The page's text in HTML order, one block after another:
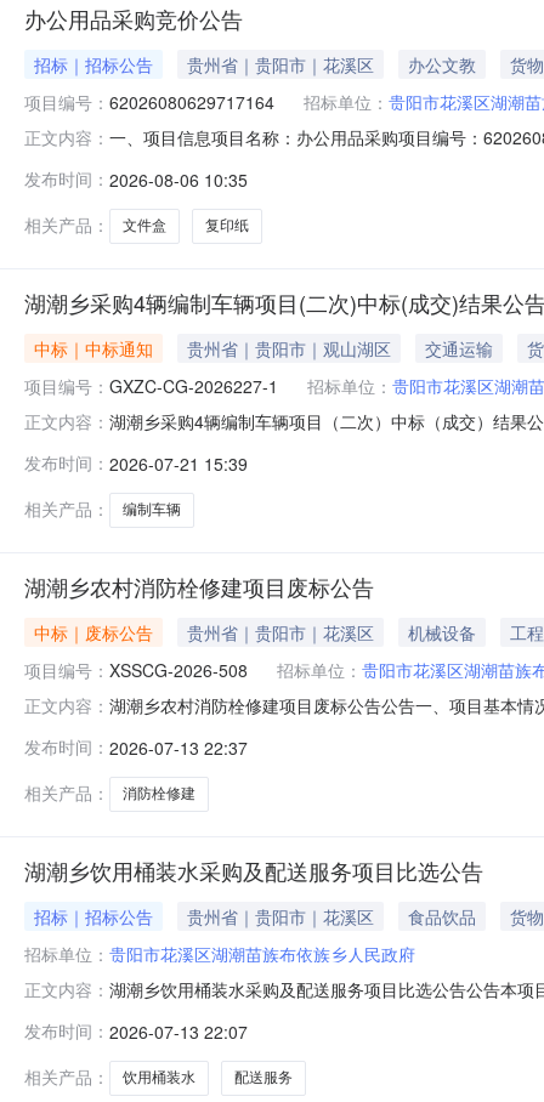
办公用品采购竞价公告
招标｜招标公告 贵州省｜贵阳市｜花溪区 办公文教
货物
项目编号： 62026080629717164 招标单位： 贵阳市花溪区湖潮
正文内容： 一、项目信息项目名称：办公用品采购项目编号：
目:档案盒;采购人需求描述:-;次要参数要求:文件盒:详见
发布时间： 2026-08-06 10:35
相关产品：
文件盒 复印纸
湖潮乡采购4辆编制车辆项目(二次)中标(成交)结果公
中标｜中标通知 贵州省｜贵阳市｜观山湖区 交通运输
项目编号： GXZC-CG-2026227-1 招标单位： 贵阳市花溪区湖潮
正文内容： 湖潮乡采购4辆编制车辆项目（二次）中标（成交）结果
省贵阳市花溪区孟关苗族布依族乡汽贸城贵州恒成投资
格型号1湖潮乡
发布时间： 2026-07-21 15:39
相关产品：
编制车辆
湖潮乡农村消防栓修建项目废标公告
中标｜废标公告 贵州省｜贵阳市｜花溪区 机械设备
工程
项目编号： XSSCG-2026-508 招标单位： 贵阳市花溪区湖潮苗族
正文内容： 湖潮乡农村消防栓修建项目废标公告公告一、项目基本
下方式联系。1.采购人信息采购人名称：贵阳市花溪区
师联系电话：1361
发布时间： 2026-07-13 22:37
相关产品：
消防栓修建
湖潮乡饮用桶装水采购及配送服务项目比选公告
招标｜招标公告 贵州省｜贵阳市｜花溪区 食品饮品
货物
招标单位： 贵阳市花溪区湖潮苗族布依族乡人民政府
正文内容： 湖潮乡饮用桶装水采购及配送服务项目比选公告公告本
件）二、资格要求：（一）一般资格要求1.具有独立承
提供2025或2026年度财
发布时间： 2026-07-13 22:07
相关产品：
饮用桶装水 配送服务